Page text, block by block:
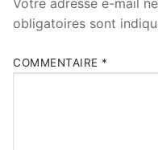
Votre adresse e-mail
obligatoires sont
COMMENTAIRE *